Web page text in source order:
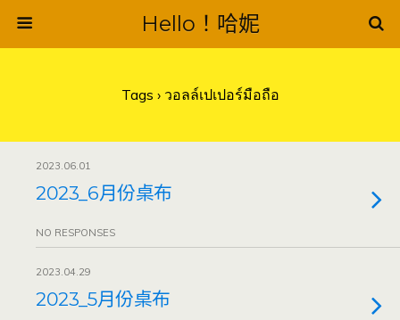
Hello！哈妮
Tags › วอลล์เปเปอร์มือถือ
2023.06.01
2023_6月份桌布
NO RESPONSES
2023.04.29
2023_5月份桌布